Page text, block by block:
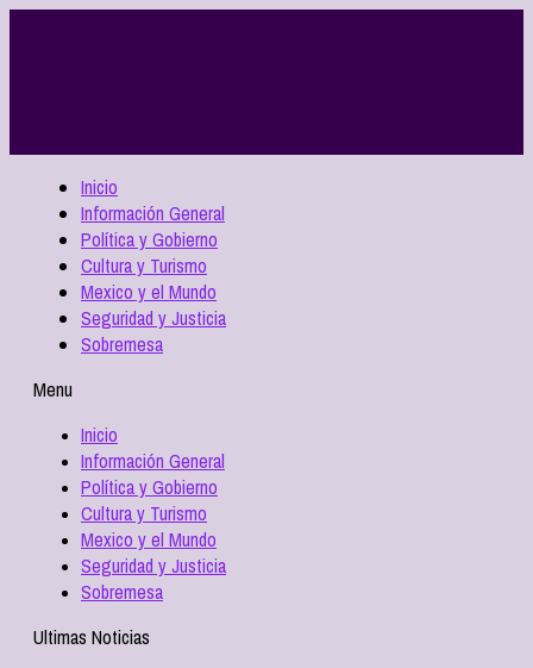
Inicio
Información General
Política y Gobierno
Cultura y Turismo
Mexico y el Mundo
Seguridad y Justicia
Sobremesa
Menu
Inicio
Información General
Política y Gobierno
Cultura y Turismo
Mexico y el Mundo
Seguridad y Justicia
Sobremesa
Ultimas Noticias